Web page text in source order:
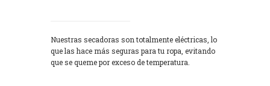
Nuestras secadoras son totalmente eléctricas, lo
que las hace más seguras para tu ropa, evitando
que se queme por exceso de temperatura.